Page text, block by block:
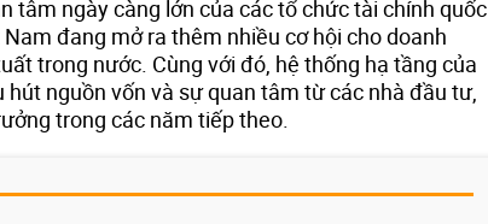
tâm ngày càng lớn của các tổ chức tài chính quốc
đang mở ra thêm nhiều cơ hội cho doanh
trong nước. Cùng với đó, hệ thống hạ tầng của
nguồn vốn và sự quan tâm từ các nhà đầu tư,
trong các năm tiếp theo.